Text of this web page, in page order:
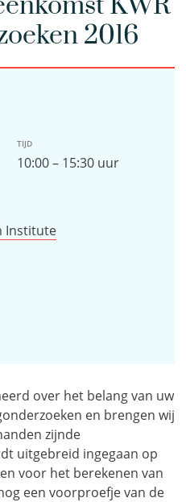
2016
TIJD
10:00 – 15:30 uur
Institute
over het belang van uw
en brengen wij
zijnde
uitgebreid ingegaan op
voor het berekenen van
een voorproefje van de